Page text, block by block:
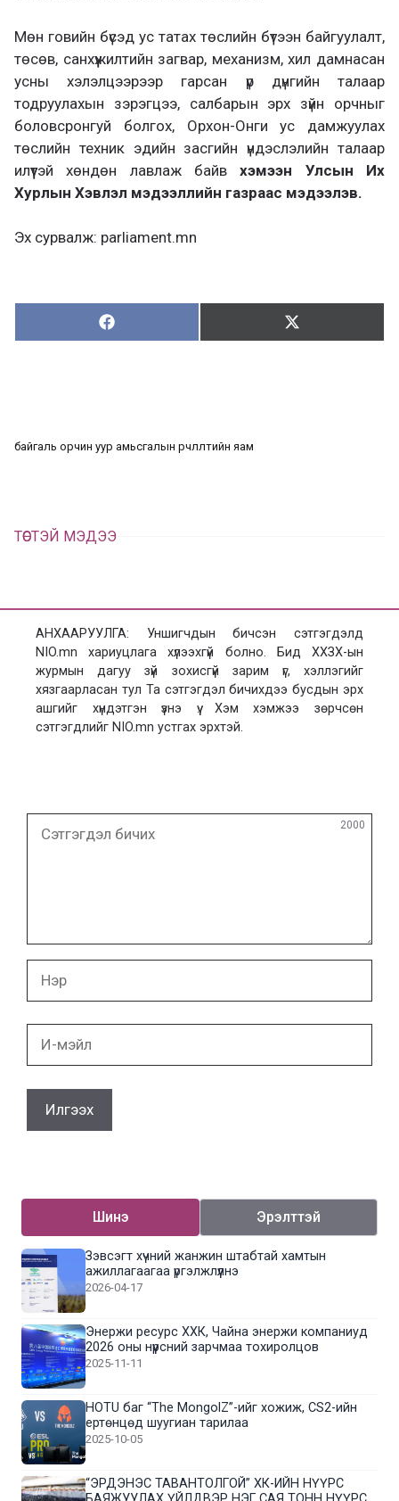
Мөн говийн бүсэд ус татах төслийн бүтээн байгуулалт,
төсөв, санхүүжилтийн загвар, механизм, хил дамнасан
усны хэлэлцээрээр гарсан үр дүнгийн талаар
тодруулахын зэрэгцээ, салбарын эрх зүйн орчныг
боловсронгуй болгох, Орхон-Онги ус дамжуулах
төслийн техник эдийн засгийн үндэслэлийн талаар
илүүтэй хөндөн лавлаж байвхэмээн Улсын Их
Хурлын Хэвлэл мэдээллийн газраас мэдээлэв.
Эх сурвалж: parliament.mn
Хуваалцах:
Х
у
х
Түгээх:
Т
байгаль орчин уур амьсгалын өөрчлөлтийн яам
ТӨСТЭЙ МЭДЭЭ
АНХААРУУЛГА: Уншигчдын бичсэн сэтгэгдэлд
NIO.mn хариуцлага хүлээхгүй болно. Бид ХХЗХ-ын
журмын дагуу зүй зохисгүй зарим үг, хэллэгийг
хязгаарласан тул Та сэтгэгдэл бичихдээ бусдын эрх
ашгийг хүндэтгэн үзнэ үү. Хэм хэмжээ зөрчсөн
сэтгэгдлийг NIO.mn устгах эрхтэй.
бичих
2000
Шинэ Эрэлттэй
Зэвсэгт хүчний жанжин штабтай хамтын
ажиллагаагаа үргэлжлүүлнэ
2026-04-17
Энержи ресурс ХХК, Чайна энержи компаниуд
2026 оны нүүрсний зарчмаа тохиролцов
2025-11-11
HOTU баг “The MongolZ”-ийг хожиж, CS2-ийн
ертөнцөд шуугиан тарилаа
2025-10-05
“ЭРДЭНЭС ТАВАНТОЛГОЙ” ХК-ИЙН НҮҮРС